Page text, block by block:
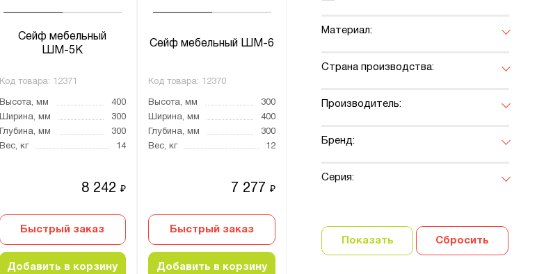
Сейф мебельный
ШМ-5К
Код товара: 12371
Высота, мм
400
Ширина, мм
300
Глубина, мм
300
Вес, кг
14
8 242₽
Быстрый заказ
Добавить в корзину
Сейф мебельный ШМ-6
Код товара: 12370
Высота, мм
300
Ширина, мм
400
Глубина, мм
300
Вес, кг
12
7 277 ₽
Быстрый заказ
Добавить в корзину
Материал:
Страна производства:
Производитель:
Бренд:
Серия:
Показать Сбросить